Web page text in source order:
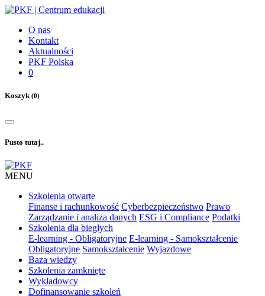
O nas
Kontakt
Aktualności
PKF Polska
0
Koszyk(0)
Pusto tutaj..
MENU
Szkolenia otwarte
Finanse i rachunkowość Cyberbezpieczeństwo Prawo
Zarządzanie i analiza danych ESG i Compliance Podatki
Szkolenia dla biegłych
E-learning - Obligatoryjne E-learning - Samokształcenie
Obligatoryjne Samokształcenie Wyjazdowe
Baza wiedzy
Szkolenia zamknięte
Wykładowcy
Dofinansowanie szkoleń